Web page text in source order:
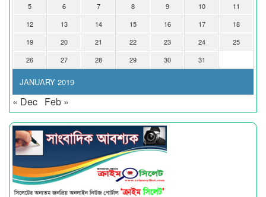
JANUARY 2019
5
6 7 8 9 10
11
12
13 14 15 16 17
18
19
20 21 22 23 24
25
26
27 28 29 30 31
« Dec Feb »